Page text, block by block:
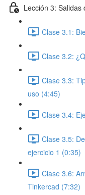
Lección 3: Salidas
Clase 3.1:
Clase 3.2:
Clase 3.3:
uso (4:45)
Clase 3.4:
Clase 3.5:
ejercicio 1 (0:35)
Clase 3.6:
Tinkercad (7:32)